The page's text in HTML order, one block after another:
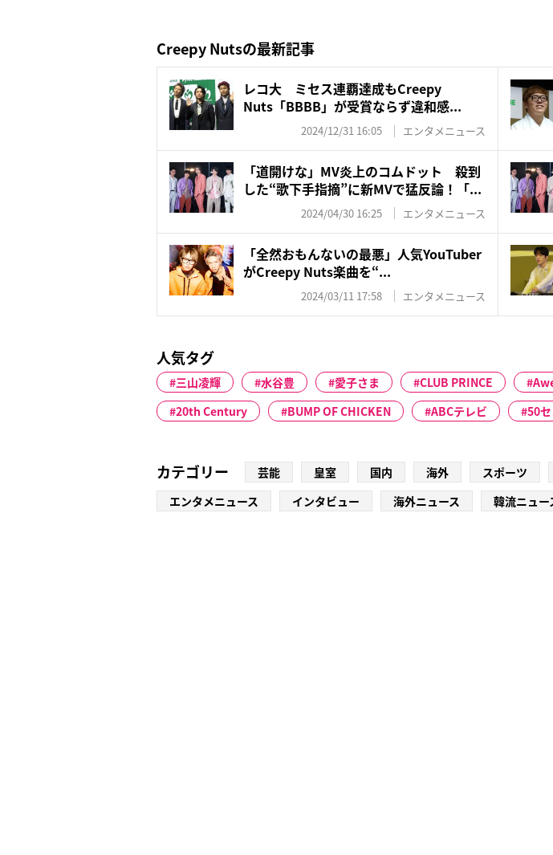
Creepy Nutsの最新記事
レコ大 ミセス連覇達成もCreepy
Nuts「BBBB」が受賞ならず違和感...
2024/12/31 16:05 エンタメニュース
「道開けな」MV炎上のコムドット 殺到
した“歌下手指摘”に新MVで猛反論！「...
2024/04/30 16:25 エンタメニュース
「全然おもんないの最悪」人気YouTuber
がCreepy Nuts楽曲を“...
2024/03/11 17:58 エンタメニュース
人気タグ
三山凌輝 水谷豊 愛子さま CLUB PRINCE
20th Century
BUMP OF CHICKEN ABCテレビ 50
カテゴリー 芸能 皇室 国内 海外 スポーツ
エンタメニュース
インタビュー 海外ニュース 韓流ニュー